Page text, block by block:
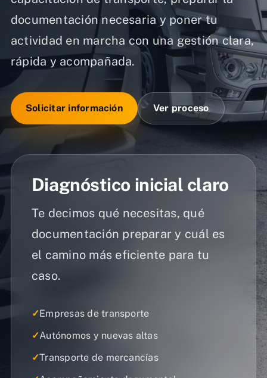
documentación necesaria y poner tu
actividad en marcha con una gestión clara,
rápida y acompañada.
Solicitar información Ver proceso
Diagnóstico inicial claro
Te decimos qué necesitas, qué
documentación preparar y cuál es
el camino más eficiente para tu
caso.
✓Empresas de transporte
✓Autónomos y nuevas altas
✓Transporte de mercancías